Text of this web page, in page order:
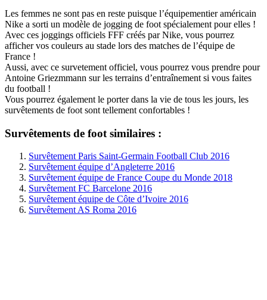
Les femmes ne sont pas en reste puisque l’équipementier américain
Nike a sorti un modèle de jogging de foot spécialement pour elles !
Avec ces joggings officiels FFF créés par Nike, vous pourrez
afficher vos couleurs au stade lors des matches de l’équipe de
France !
Aussi, avec ce survetement officiel, vous pourrez vous prendre pour
Antoine Griezmmann sur les terrains d’entraînement si vous faites
du football !
Vous pourrez également le porter dans la vie de tous les jours, les
survêtements de foot sont tellement confortables !
Survêtements de foot similaires :
Survêtement Paris Saint-Germain Football Club 2016
Survêtement équipe d’Angleterre 2016
Survêtement équipe de France Coupe du Monde 2018
Survêtement FC Barcelone 2016
Survêtement équipe de Côte d’Ivoire 2016
Survêtement AS Roma 2016